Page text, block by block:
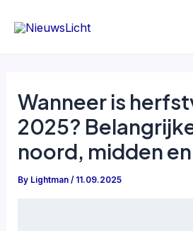
Wanneer is
2025?
noord, midden
By Lightman/ 11.09.2025